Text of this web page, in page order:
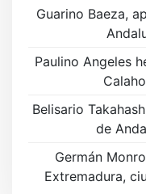
ó
n
e
Guarino Baeza,
Paulino Angeles
Belisario
de
Germán
Extremadura,